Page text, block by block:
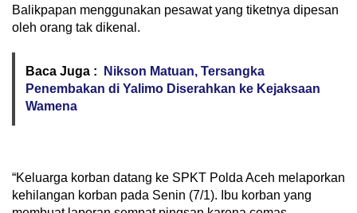
Balikpapan menggunakan pesawat yang tiketnya dipesan
oleh orang tak dikenal.
Baca Juga :
Nikson Matuan, Tersangka
Penembakan di Yalimo Diserahkan ke Kejaksaan
Wamena
“Keluarga korban datang ke SPKT Polda Aceh melaporkan
kehilangan korban pada Senin (7/1). Ibu korban yang